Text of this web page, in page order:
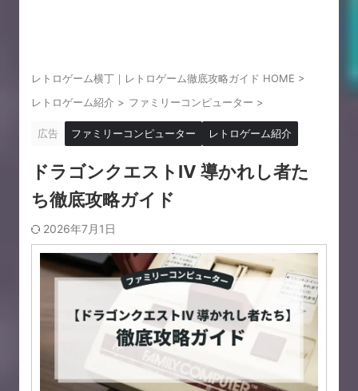
レトロゲーム横丁｜レトロゲーム徹底攻略ガイド HOME >
レトロゲーム紹介 > ファミリーコンピューター >
広告 ファミリーコンピューター レトロゲーム紹介
ドラゴンクエストⅣ 導かれし者た
ち徹底攻略ガイド
2026年7月1日